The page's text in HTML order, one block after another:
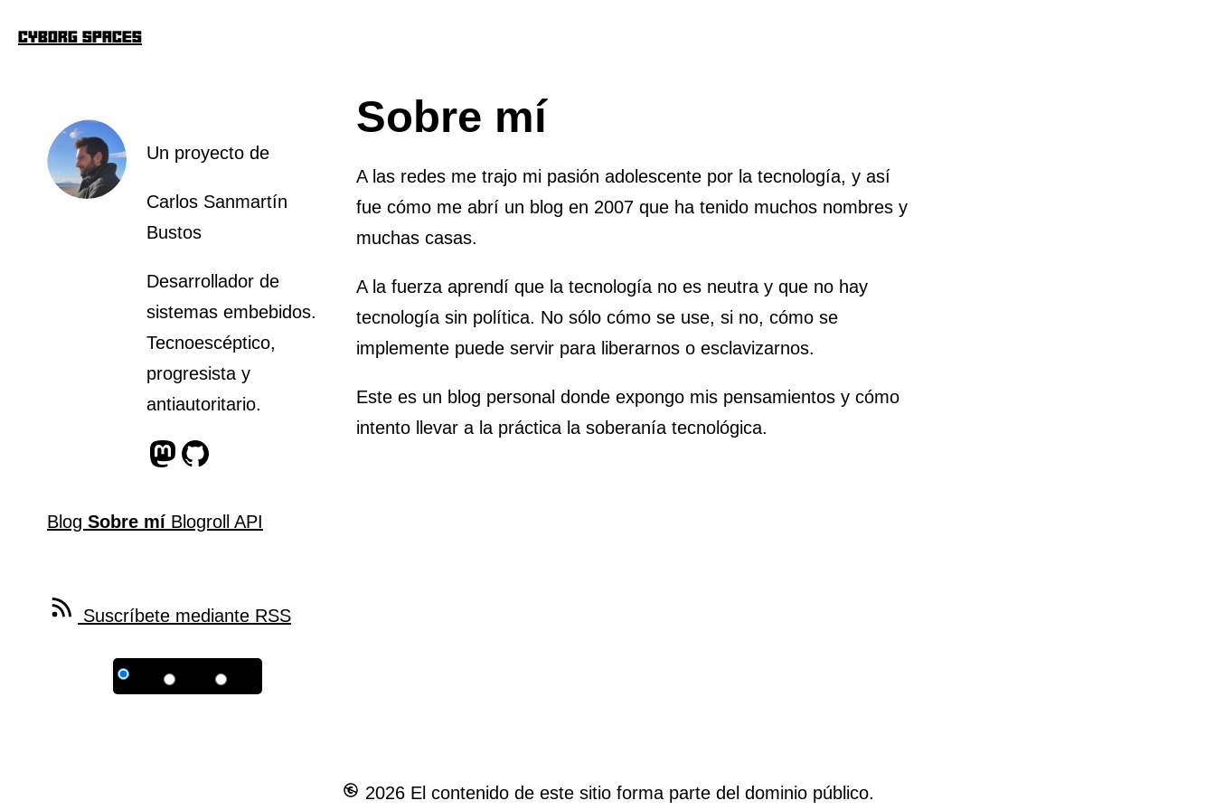
Cyborg Spaces
Un proyecto de
Carlos Sanmartín
Bustos
Desarrollador de
sistemas embebidos.
Tecnoescéptico,
progresista y
antiautoritario.
Perfil de Mastodon
Perfil de Github
Blog Sobre mí Blogroll API
Feed RSSSuscríbete mediante RSS
Sobre mí
A las redes me trajo mi pasión adolescente por la tecnología, y así
fue cómo me abrí un blog en 2007 que ha tenido muchos nombres y
muchas casas.
A la fuerza aprendí que la tecnología no es neutra y que no hay
tecnología sin política. No sólo cómo se use, si no, cómo se
implemente puede servir para liberarnos o esclavizarnos.
Este es un blog personal donde expongo mis pensamientos y cómo
intento llevar a la práctica la soberanía tecnológica.
2026 El contenido de este sitio forma parte del dominio público.